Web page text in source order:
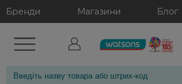
Бренди Магазини Блог